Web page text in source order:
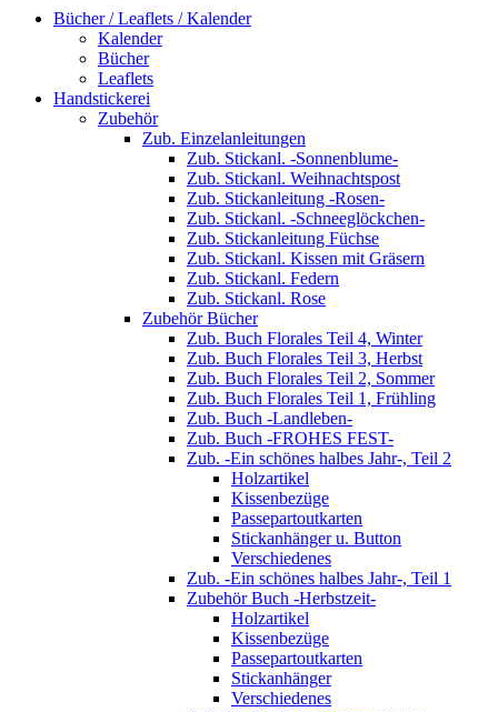
Bücher / Leaflets / Kalender
Kalender
Bücher
Leaflets
Handstickerei
Zubehör
Zub. Einzelanleitungen
Zub. Stickanl. -Sonnenblume-
Zub. Stickanl. Weihnachtspost
Zub. Stickanleitung -Rosen-
Zub. Stickanl. -Schneeglöckchen-
Zub. Stickanleitung Füchse
Zub. Stickanl. Kissen mit Gräsern
Zub. Stickanl. Federn
Zub. Stickanl. Rose
Zubehör Bücher
Zub. Buch Florales Teil 4, Winter
Zub. Buch Florales Teil 3, Herbst
Zub. Buch Florales Teil 2, Sommer
Zub. Buch Florales Teil 1, Frühling
Zub. Buch -Landleben-
Zub. Buch -FROHES FEST-
Zub. -Ein schönes halbes Jahr-, Teil 2
Holzartikel
Kissenbezüge
Passepartoutkarten
Stickanhänger u. Button
Verschiedenes
Zub. -Ein schönes halbes Jahr-, Teil 1
Zubehör Buch -Herbstzeit-
Holzartikel
Kissenbezüge
Passepartoutkarten
Stickanhänger
Verschiedenes